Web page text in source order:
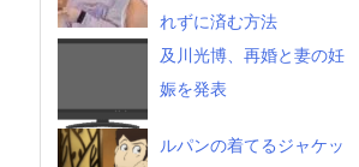
れずに済む方法
及川光博、再婚と妻の妊
娠を発表
ルパンの着てるジャケッ